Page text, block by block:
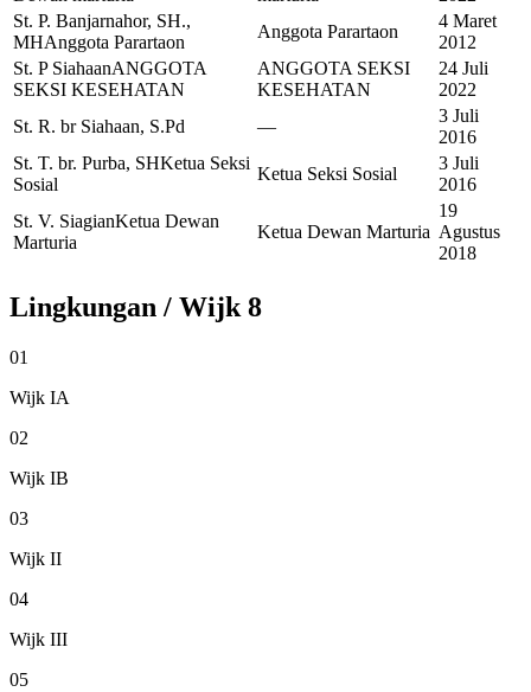
St. P. Banjarnahor, SH.,
MHAnggota Parartaon
Anggota Parartaon
4 Maret
2012
St. P SiahaanANGGOTA
SEKSI KESEHATAN
ANGGOTA SEKSI
KESEHATAN
24 Juli
2022
St. R. br Siahaan, S.Pd
—
3 Juli
2016
St. T. br. Purba, SHKetua Seksi
Sosial
Ketua Seksi Sosial
3 Juli
2016
St. V. SiagianKetua Dewan
Marturia
Ketua Dewan Marturia
19
Agustus
2018
Lingkungan / Wijk8
01
Wijk IA
02
Wijk IB
03
Wijk II
04
Wijk III
05